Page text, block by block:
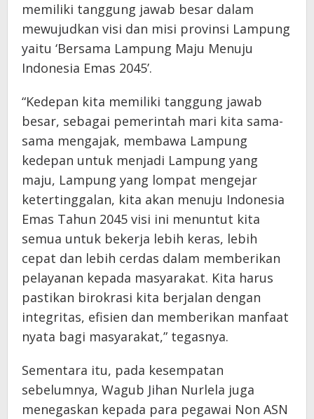
memiliki tanggung jawab besar dalam
mewujudkan visi dan misi provinsi Lampung
yaitu ‘Bersama Lampung Maju Menuju
Indonesia Emas 2045’.
“Kedepan kita memiliki tanggung jawab
besar, sebagai pemerintah mari kita sama-
sama mengajak, membawa Lampung
kedepan untuk menjadi Lampung yang
maju, Lampung yang lompat mengejar
ketertinggalan, kita akan menuju Indonesia
Emas Tahun 2045 visi ini menuntut kita
semua untuk bekerja lebih keras, lebih
cepat dan lebih cerdas dalam memberikan
pelayanan kepada masyarakat. Kita harus
pastikan birokrasi kita berjalan dengan
integritas, efisien dan memberikan manfaat
nyata bagi masyarakat,” tegasnya.
Sementara itu, pada kesempatan
sebelumnya, Wagub Jihan Nurlela juga
menegaskan kepada para pegawai Non ASN